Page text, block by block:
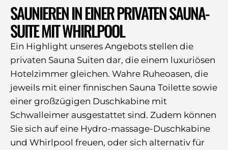
SAUNIEREN IN EINER PRIVATEN SAUNA-
SUITE MIT WHIRLPOOL
Ein Highlight unseres Angebots stellen die
privaten Sauna Suiten dar, die einem luxuriösen
Hotelzimmer gleichen. Wahre Ruheoasen, die
jeweils mit einer finnischen Sauna Toilette sowie
einer großzügigen Duschkabine mit
Schwalleimer ausgestattet sind. Zudem können
Sie sich auf eine Hydro-massage-Duschkabine
und Whirlpool freuen, oder sich alternativ für